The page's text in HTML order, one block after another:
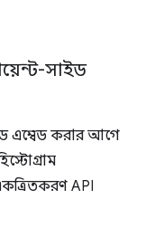
সাইড
এম্বেড করার আগে
API